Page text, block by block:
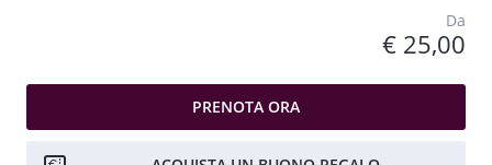
Da
€ 25,00
PRENOTA ORA